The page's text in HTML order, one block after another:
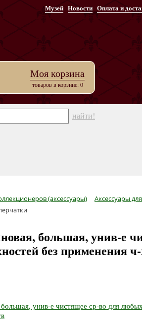
Музей Новости Оплата и
Моя корзина
товаров в корзине: 0
найти!
(аксессуары)
Аксессуары
большая, унив-е
без применения ч-